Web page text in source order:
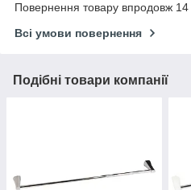
Повернення товару впродовж 14
Всі умови повернення
Подібні товари компанії